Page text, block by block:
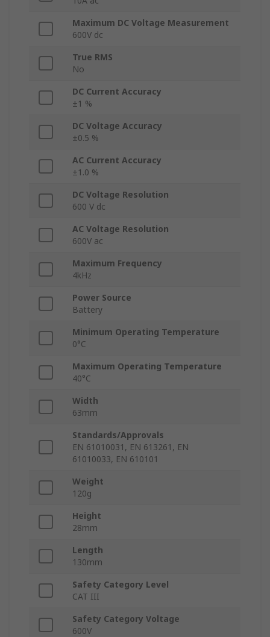
Maximum DC Voltage Measurement
600V dc
True RMS
No
DC Current Accuracy
±1 %
DC Voltage Accuracy
±0.5 %
AC Current Accuracy
±1.0 %
DC Voltage Resolution
600 V dc
AC Voltage Resolution
600V ac
Maximum Frequency
4kHz
Power Source
Battery
Minimum Operating Temperature
0°C
Maximum Operating Temperature
40°C
Width
63mm
Standards/Approvals
EN 61010031, EN 613261, EN
61010033, EN 610101
Weight
120g
Height
28mm
Length
130mm
Safety Category Level
CAT III
Safety Category Voltage
600V